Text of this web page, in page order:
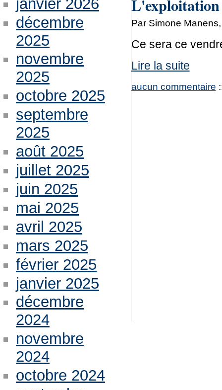
L'exploitation
Par Simone
Ce sera ce
Lire la suite
aucun commentaire
janvier 2026
décembre
2025
novembre
2025
octobre 2025
septembre
2025
août 2025
juillet 2025
juin 2025
mai 2025
avril 2025
mars 2025
février 2025
janvier 2025
décembre
2024
novembre
2024
octobre 2024